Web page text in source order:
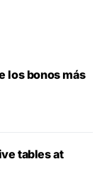
los bonos más
tables at